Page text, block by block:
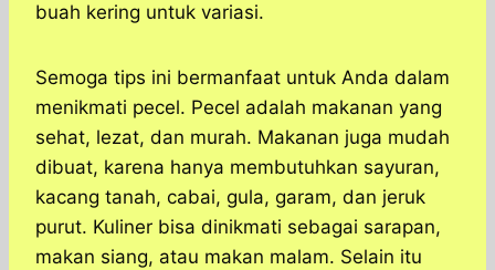
buah kering untuk variasi.
Semoga tips ini bermanfaat untuk Anda dalam
menikmati pecel. Pecel adalah makanan yang
sehat, lezat, dan murah. Makanan juga mudah
dibuat, karena hanya membutuhkan sayuran,
kacang tanah, cabai, gula, garam, dan jeruk
purut. Kuliner bisa dinikmati sebagai sarapan,
makan siang, atau makan malam. Selain itu